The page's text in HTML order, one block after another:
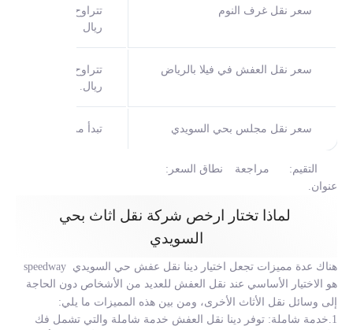
سعر نقل غرف النوم
ريال
سعر نقل العفش في فيلا بالرياض
ريال.
سعر نقل مجلس بحي السويدي تبدأ من 180 ريال
التقيم: مراجعة
نطاق السعر:
عنوان.
لماذا تختار ارخص شركة نقل اثاث بحي
السويدي
هناك عدة مميزات تجعل اختيار دينا نقل عفش حي السويدي speedway
هو الاختيار الأساسي عند نقل العفش للعديد من الأشخاص دون الحاجة
إلى وسائل نقل الأثاث الأخرى، ومن بين هذه المميزات ما يلي:
1.خدمة شاملة: توفر دينا نقل العفش خدمة شاملة والتي تشمل فك